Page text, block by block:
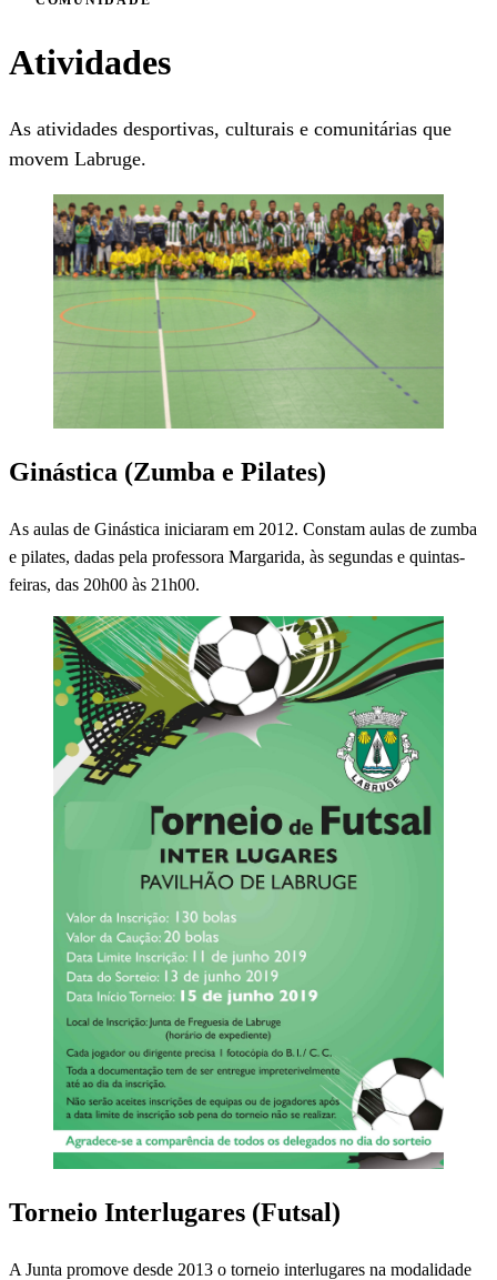
Atividades
As atividades desportivas, culturais e comunitárias que
movem Labruge.
Ginástica (Zumba e Pilates)
As aulas de Ginástica iniciaram em 2012. Constam aulas de zumba
e pilates, dadas pela professora Margarida, às segundas e quintas-
feiras, das 20h00 às 21h00.
Torneio Interlugares (Futsal)
A Junta promove desde 2013 o torneio interlugares na modalidade